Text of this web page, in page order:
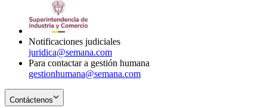
Notificaciones judiciales
juridica@semana.com
Para contactar a gestión humana
gestionhumana@semana.com
Contáctenos